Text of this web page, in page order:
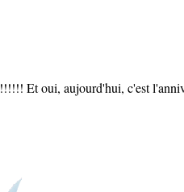
!!!!!! Et oui, aujourd'hui, c'est